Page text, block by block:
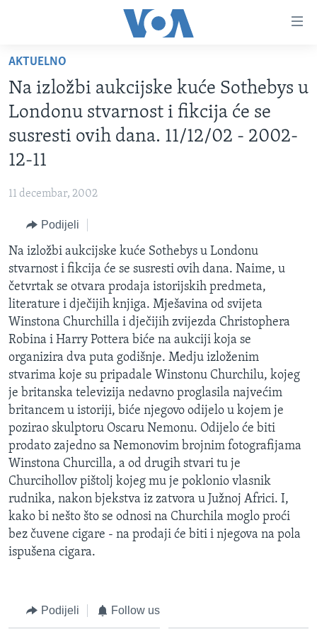
glavni
sadržaj
Pređi
na
glavnu
navigaciju
na
TV PROGRAM
VIDEO
FOTOGRAFIJE DANA
VIJESTI
SVIJET
SPECIJALNI PROJEKTI
KORUPCIJA
SLOBODA MEDIJA
ŽENSKA STRANA
IZBJEGLIČKA STRANA
MAGAZIN
O GLASU AMERIKE
Learning English
PRATITE NAS
Jezici
AKTUELNO
Na izložbi aukcijske kuće Sothebys u
Londonu stvarnost i fikcija će se
susresti ovih dana. 11/12/02 - 2002-
12-11
11 decembar, 2002
Podijeli
Na izložbi aukcijske kuće Sothebys u Londonu
stvarnost i fikcija će se susresti ovih dana. Naime, u
četvrtak se otvara prodaja istorijskih predmeta,
literature i dječijih knjiga. Mješavina od svijeta
Winstona Churchilla i dječijih zvijezda Christophera
Robina i Harry Pottera biće na aukciji koja se
organizira dva puta godišnje. Medju izloženim
stvarima koje su pripadale Winstonu Churchilu, kojeg
je britanska televizija nedavno proglasila najvećim
britancem u istoriji, biće njegovo odijelo u kojem je
pozirao skulptoru Oscaru Nemonu. Odijelo će biti
prodato zajedno sa Nemonovim brojnim fotografijama
Winstona Churcilla, a od drugih stvari tu je
Churcihollov pištolj kojeg mu je poklonio vlasnik
rudnika, nakon bjekstva iz zatvora u Južnoj Africi. I,
kako bi nešto što se odnosi na Churchila moglo proći
bez čuvene cigare - na prodaji će biti i njegova na pola
ispušena cigara.
Podijeli Follow us